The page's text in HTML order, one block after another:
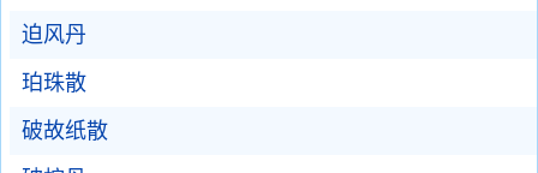
迫风丹
珀珠散
破故纸散